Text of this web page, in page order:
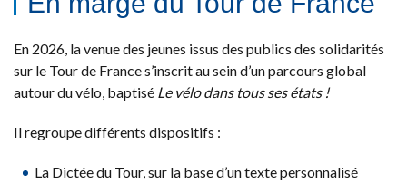
En 2026, la venue des jeunes issus des publics des solidarités
sur le Tour de France s’inscrit au sein d’un parcours global
autour du vélo, baptisé Le vélo dans tous ses états !
Il regroupe différents dispositifs :
La Dictée du Tour, sur la base d’un texte personnalisé